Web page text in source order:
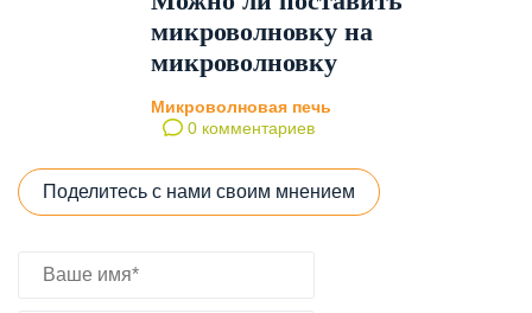
микроволновку на
микроволновку
Микроволновая печь
0 комментариев
Поделитесь с нами своим мнением